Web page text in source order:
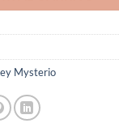
Mysterio